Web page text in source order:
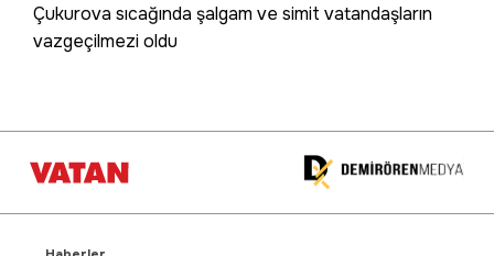
Çukurova sıcağında şalgam ve simit vatandaşların
vazgeçilmezi oldu